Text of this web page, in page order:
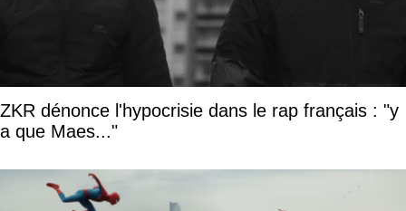
ZKR dénonce l'hypocrisie dans le rap français : "y
a que Maes..."